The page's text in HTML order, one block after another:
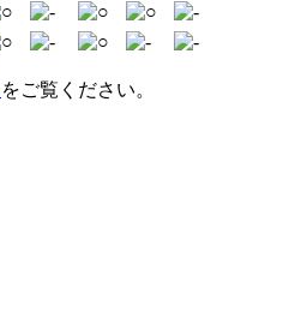
をご覧ください。